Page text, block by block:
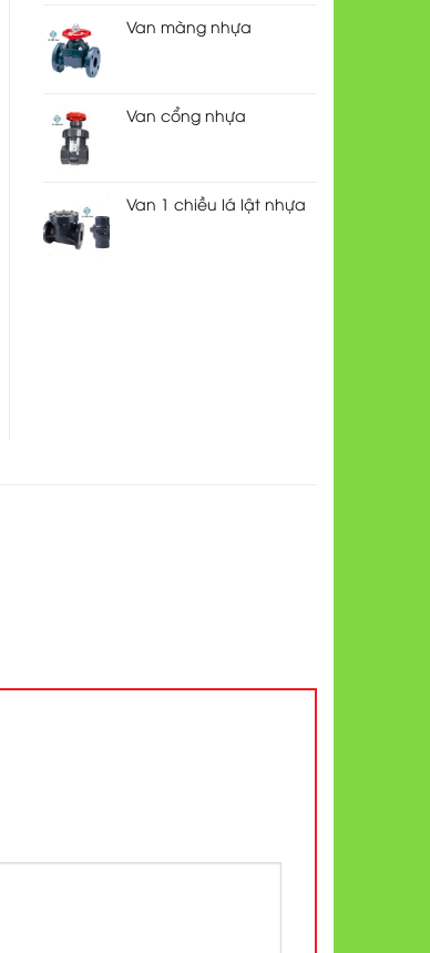
Van màng nhựa
Van cổng nhựa
Van 1 chiều lá lật nhựa